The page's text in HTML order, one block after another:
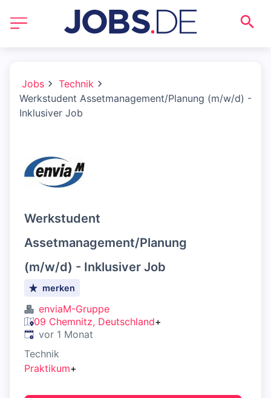
Jobs
Technik
Werkstudent Assetmanagement/Planung (m/w/d) -
Inklusiver Job
Werkstudent
Assetmanagement/Planung
(m/w/d) - Inklusiver Job
merken
enviaM-Gruppe
09 Chemnitz, Deutschland+
Veröffentlicht:
vor 1 Monat
Technik
Praktikum+